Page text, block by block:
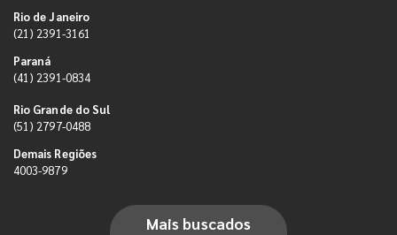
Rio de Janeiro
(21) 2391-3161
Paraná
(41) 2391-0834
Rio Grande do Sul
(51) 2797-0488
Demais Regiões
4003-9879
Mais buscados